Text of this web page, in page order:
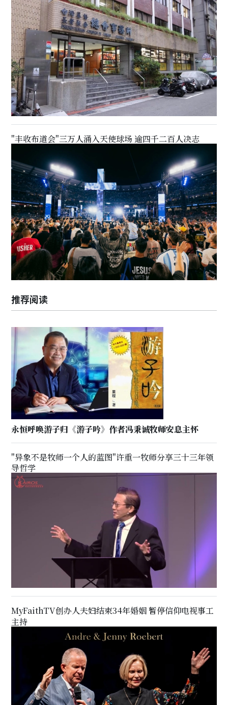
"丰收布道会"三万人涌入天使球场 逾四千二百人决志
推荐阅读
永恒呼唤游子归《游子吟》作者冯秉诚牧师安息主怀
"异象不是牧师一个人的蓝图"许重一牧师分享三十三年领
导哲学
MyFaithTV创办人夫妇结束34年婚姻 暂停信仰电视事工
主持